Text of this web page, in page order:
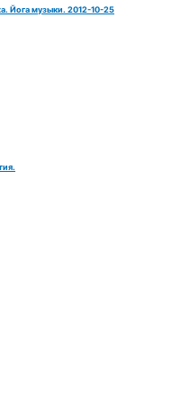
Йога музыки. 2012-10-25